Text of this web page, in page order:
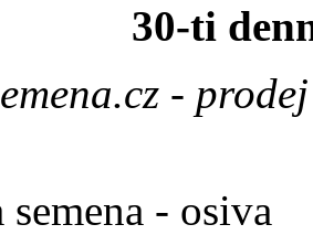
30-ti
-
- osiva